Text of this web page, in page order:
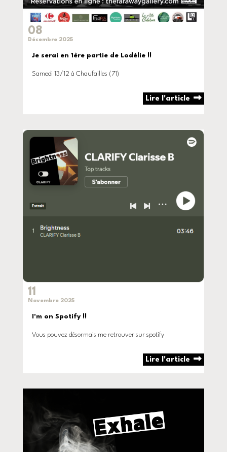
08
Décembre 2025
Je serai en 1ère partie de Lodélie !!
Samedi 13/12 à Chaufailles (71)
Lire l'article
11
Novembre 2025
I'm on Spotify !!
Vous pouvez désormais me retrouver sur spotify
Lire l'article